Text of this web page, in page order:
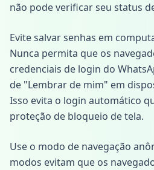
não pode verificar seu status
Evite salvar senhas em
Nunca permita que os
credenciais de login do
de "Lembrar de mim" em
Isso evita o login automático
proteção de bloqueio de tela.
Use o modo de navegação
modos evitam que os